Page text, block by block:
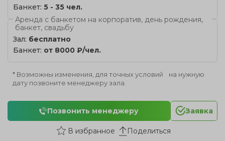
Банкет: 5 - 35 чел.
Аренда с банкетом на корпоратив, день рождения,
банкет, свадьбу
Зал: бесплатно
Банкет: от 8000 ₽/чел.
* Возможны изменения, для точных условий на нужную
дату позвоните менеджеру зала.
Позвонить менеджеру Заявка
Поделиться